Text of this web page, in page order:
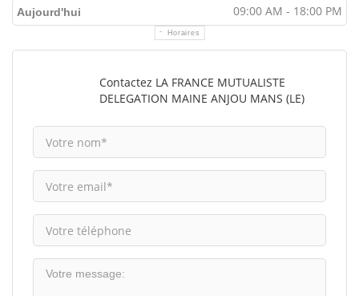
Aujourd'hui 09:00 AM - 18:00 PM
Horaires
Contactez LA FRANCE MUTUALISTE
DELEGATION MAINE ANJOU MANS (LE)